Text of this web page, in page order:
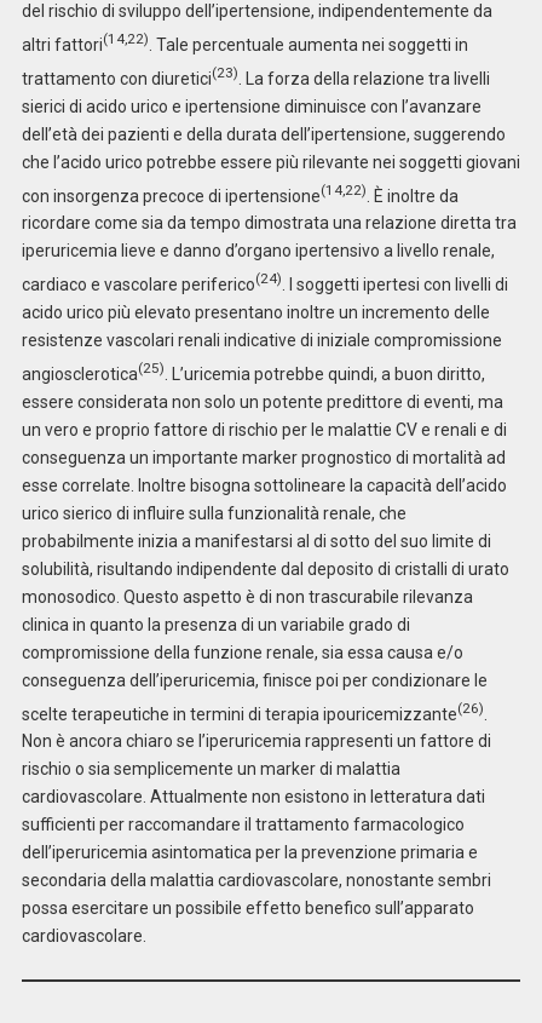
del rischio di sviluppo dell’ipertensione, indipendentemente da
altri fattori(14,22) . Tale percentuale aumenta nei soggetti in
trattamento con diuretici(23)
. La forza della relazione tra livelli
sierici di acido urico e ipertensione diminuisce con l’avanzare
dell’età dei pazienti e della durata dell’ipertensione, suggerendo
che l’acido urico potrebbe essere più rilevante nei soggetti giovani
con insorgenza precoce di ipertensione(14,22) . È inoltre da
ricordare come sia da tempo dimostrata una relazione diretta tra
iperuricemia lieve e danno d’organo ipertensivo a livello renale,
cardiaco e vascolare periferico(24)
. I soggetti ipertesi con livelli di
acido urico più elevato presentano inoltre un incremento delle
resistenze vascolari renali indicative di iniziale compromissione
angiosclerotica(25)
. L’uricemia potrebbe quindi, a buon diritto,
essere considerata non solo un potente predittore di eventi, ma
un vero e proprio fattore di rischio per le malattie CV e renali e di
conseguenza un importante marker prognostico di mortalità ad
esse correlate. Inoltre bisogna sottolineare la capacità dell’acido
urico sierico di influire sulla funzionalità renale, che
probabilmente inizia a manifestarsi al di sotto del suo limite di
solubilità, risultando indipendente dal deposito di cristalli di urato
monosodico. Questo aspetto è di non trascurabile rilevanza
clinica in quanto la presenza di un variabile grado di
compromissione della funzione renale, sia essa causa e/o
conseguenza dell’iperuricemia, finisce poi per condizionare le
scelte terapeutiche in termini di terapia ipouricemizzante(26)
Non è ancora chiaro se l’iperuricemia rappresenti un fattore di
rischio o sia semplicemente un marker di malattia
cardiovascolare. Attualmente non esistono in letteratura dati
sufficienti per raccomandare il trattamento farmacologico
dell’iperuricemia asintomatica per la prevenzione primaria e
secondaria della malattia cardiovascolare, nonostante sembri
possa esercitare un possibile effetto benefico sull’apparato
cardiovascolare.